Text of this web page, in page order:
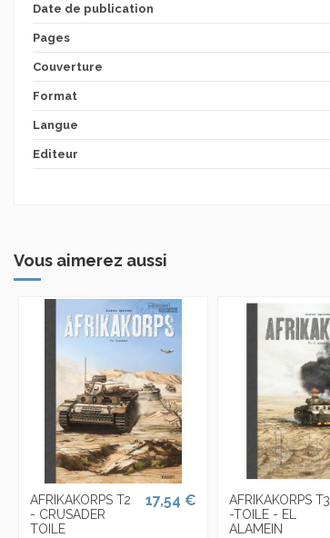
Date de publication
Pages
Couverture
Format
Langue
Editeur
Vous aimerez aussi
AFRIKAKORPS T2
- CRUSADER
TOILE
17,54 €
AFRIKAKORPS T3
-TOILE - EL
ALAMEIN